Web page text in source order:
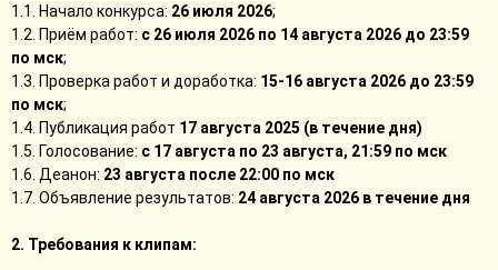
1.1. Начало конкурса: 26 июля 2026;
1.2. Приём работ: с 26 июля 2026 по 14 августа 2026 до 23:59
по мск;
1.3. Проверка работ и доработка: 15-16 августа 2026 до 23:59
по мск;
1.4. Публикация работ 17 августа 2025 (в течение дня)
1.5. Голосование: с 17 августа по 23 августа, 21:59 по мск
1.6. Деанон: 23 августа после 22:00 по мск
1.7. Объявление результатов: 24 августа 2026 в течение дня
2. Требования к клипам: